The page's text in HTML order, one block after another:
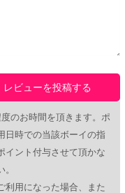
のお時間を頂きます。ポ
日時での当該ボーイの指
イント付与させて頂かな
利用になった場合、また